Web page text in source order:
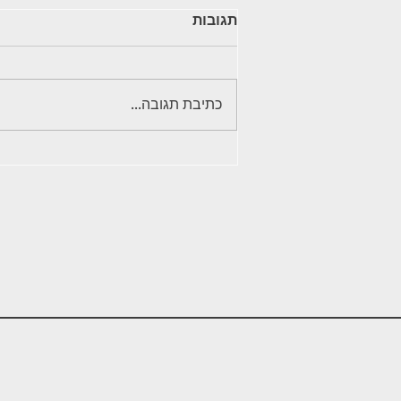
תגובות
כתיבת תגובה...